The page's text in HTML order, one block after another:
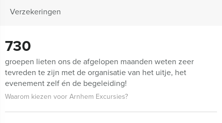
Verzekeringen
730
groepen lieten ons de afgelopen maanden weten zeer
tevreden te zijn met de organisatie van het uitje, het
evenement zelf én de begeleiding!
Waarom kiezen voor Arnhem Excursies?